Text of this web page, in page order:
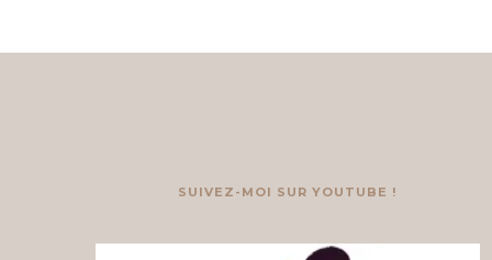
SUIVEZ-MOI SUR YOUTUBE !